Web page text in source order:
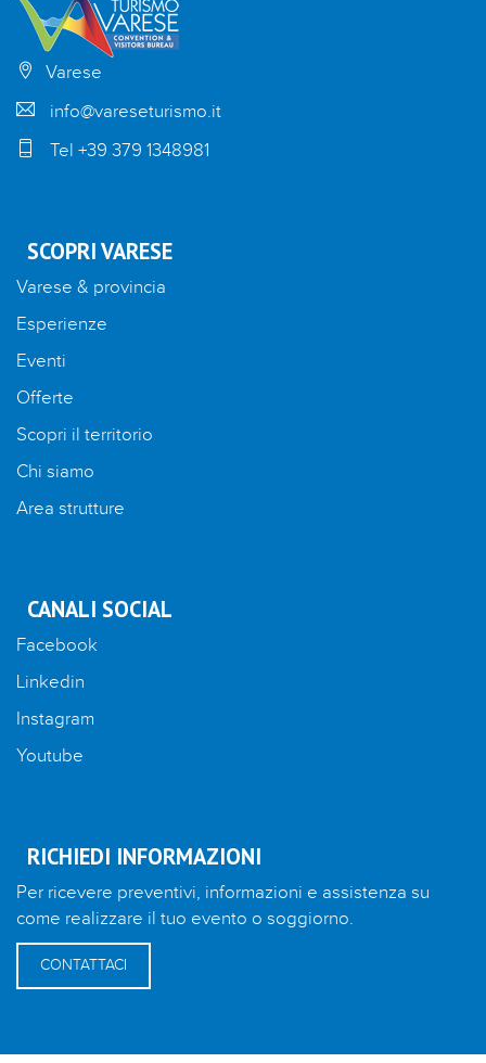
Varese
info@vareseturismo.it
Tel +39 379 1348981
SCOPRI VARESE
Varese & provincia
Esperienze
Eventi
Offerte
Scopri il territorio
Chi siamo
Area strutture
CANALI SOCIAL
Facebook
Linkedin
Instagram
Youtube
RICHIEDI INFORMAZIONI
Per ricevere preventivi, informazioni e assistenza su
come realizzare il tuo evento o soggiorno.
CONTATTACI